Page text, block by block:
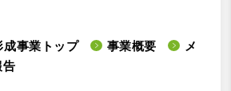
成事業トップ 事業概要
メ
告